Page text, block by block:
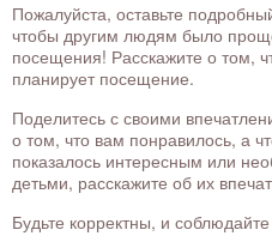
Пожалуйста, оставьте
чтобы другим людям было
посещения! Расскажите о том,
планирует посещение.
Поделитесь с своими
о том, что вам понравилось, а
показалось интересным или
детьми, расскажите об их
Будьте корректны, и